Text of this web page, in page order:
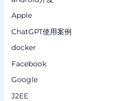
Apple
ChatGPT使用案例
docker
Facebook
Google
J2EE